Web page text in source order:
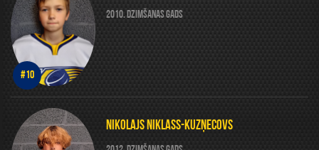
#10
2010. DZIMŠANAS GADS
NIKOLAJS NIKLASS-KUZŅECOVS